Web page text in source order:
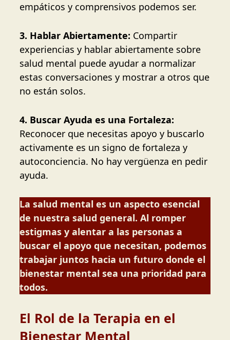
empáticos y comprensivos podemos ser.
3. Hablar Abiertamente: Compartir
experiencias y hablar abiertamente sobre
salud mental puede ayudar a normalizar
estas conversaciones y mostrar a otros que
no están solos.
4. Buscar Ayuda es una Fortaleza:
Reconocer que necesitas apoyo y buscarlo
activamente es un signo de fortaleza y
autoconciencia. No hay vergüenza en pedir
ayuda.
La salud mental es un aspecto esencial
de nuestra salud general. Al romper
estigmas y alentar a las personas a
buscar el apoyo que necesitan, podemos
trabajar juntos hacia un futuro donde el
bienestar mental sea una prioridad para
todos.
El Rol de la Terapia en el
Bienestar Mental